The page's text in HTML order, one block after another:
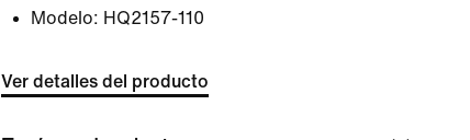
Modelo: HQ2157-110
Ver detalles del producto